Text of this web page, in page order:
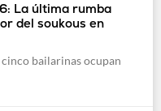
La última rumba
del soukous en
cinco bailarinas ocupan